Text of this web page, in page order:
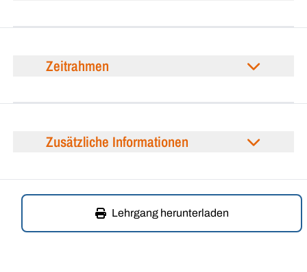
Zeitrahmen
Zusätzliche Informationen
Lehrgang herunterladen